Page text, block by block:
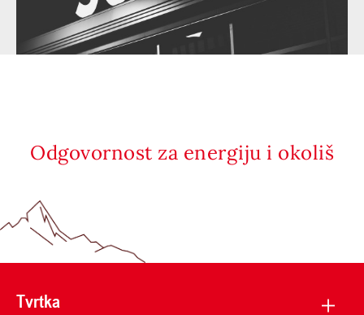
Odgovornost za energiju i okoliš
Tvrtka